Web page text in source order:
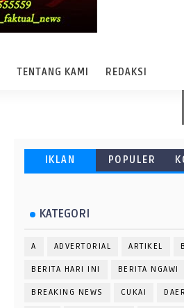
TENTANG KAMI REDAKSI
IKLAN POPULER
KATEGORI
A ADVERTORIAL ARTIKEL
BERITA HARI INI BERITA NGAWI
BREAKING NEWS CUKAI